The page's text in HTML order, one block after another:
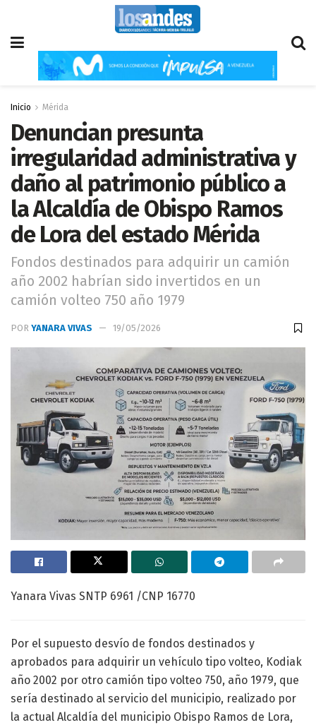
Inicio Mérida
Denuncian presunta
irregularidad administrativa y
daño al patrimonio público a
la Alcaldía de Obispo Ramos
de Lora del estado Mérida
Fondos destinados para adquirir un camión
año 2002 habrían sido invertidos en un
camión volteo 750 año 1979
POR YANARA VIVAS 19/05/2026
Yanara Vivas SNTP 6961 /CNP 16770
Por el supuesto desvío de fondos destinados y
aprobados para adquirir un vehículo tipo volteo, Kodiak
año 2002 por otro camión tipo volteo 750, año 1979, que
sería destinado al servicio del municipio, realizado por
la actual Alcaldía del municipio Obispo Ramos de Lora,